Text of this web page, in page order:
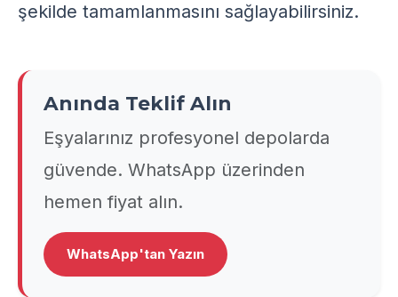
şekilde tamamlanmasını sağlayabilirsiniz.
Anında Teklif Alın
Eşyalarınız profesyonel depolarda
güvende. WhatsApp üzerinden
hemen fiyat alın.
WhatsApp'tan Yazın